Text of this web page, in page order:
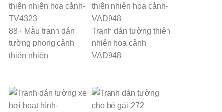
88+ Mẫu tranh dán
tường phong cảnh
thiên nhiên
Tranh dán tường thiên
nhiên hoa cảnh
VAD948